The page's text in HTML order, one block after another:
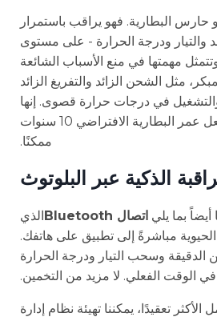
حارس البطارية. فهو يراقب باستمرار
ودرجة الحرارة - على مستوى
مهمتها في منع الأسباب الشائعة
مثل الشحن الزائد والتفريغ الزائد
والتشغيل في درجات حرارة قصوى. إنها
الحماية النشطة التي تجعل عمر البطارية الافتراضي 10 سنوات
ممكنًا.
الذكية عبر البلوتوث
أيضاً بما يلي اتصال Bluetooth
الذي
الحيوية مباشرةً إلى تطبيق على هاتفك.
الدقيقة وسحب التيار ودرجة الحرارة
في الوقت الفعلي. لا مزيد من التخمين.
الأكثر تعقيدًا، يمكننا تهيئة نظام إدارة